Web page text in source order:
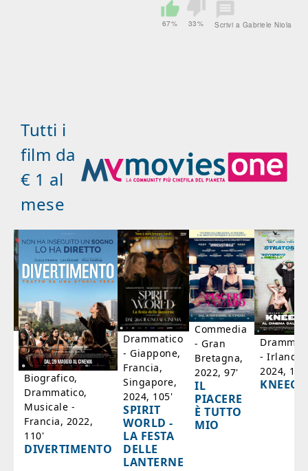
67% 33% Scrivi a Gabriele Niola
Tutti i
film da
€ 1 al
mese
Biografico,
Drammatico,
Musicale -
Francia, 2022,
110'
DIVERTIMENTO
Drammatico
- Giappone,
Francia,
Singapore,
2024, 105'
SPIRIT
WORLD -
LA FESTA
DELLE
LANTERNE
Commedia
- Gran
Bretagna,
2022, 97'
IL
PIACERE
È TUTTO
MIO
- Irlanda,
2024,